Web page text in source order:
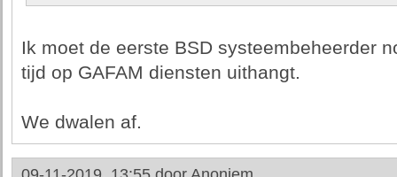
Ik moet de eerste BSD systeembeheerder
tijd op GAFAM diensten uithangt.
We dwalen af.